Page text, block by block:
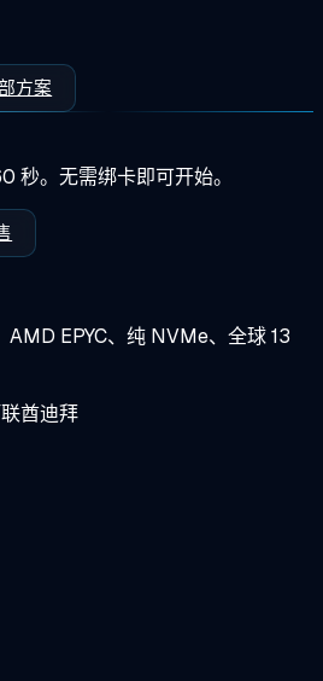
方案
秒。无需绑卡即可开始。
AMD EPYC、纯 NVMe、全球 13
酋迪拜